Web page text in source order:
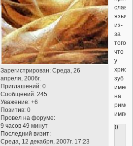
Зарегистрирован: Среда, 26
апреля, 2006г.
Приглашений: 0
Сообщений: 245
Уважение: +6
Позитив: 0
Провел на форуме:
9 часов 49 минут
Последний визит:
Среда, 12 декабря, 2007г. 17:23
из-
за
того
что
у
зуб
на
0